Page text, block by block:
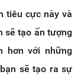
tiêu cực này và
sẽ tạo ấn tượng
hơn với những
sẽ tạo ra sự